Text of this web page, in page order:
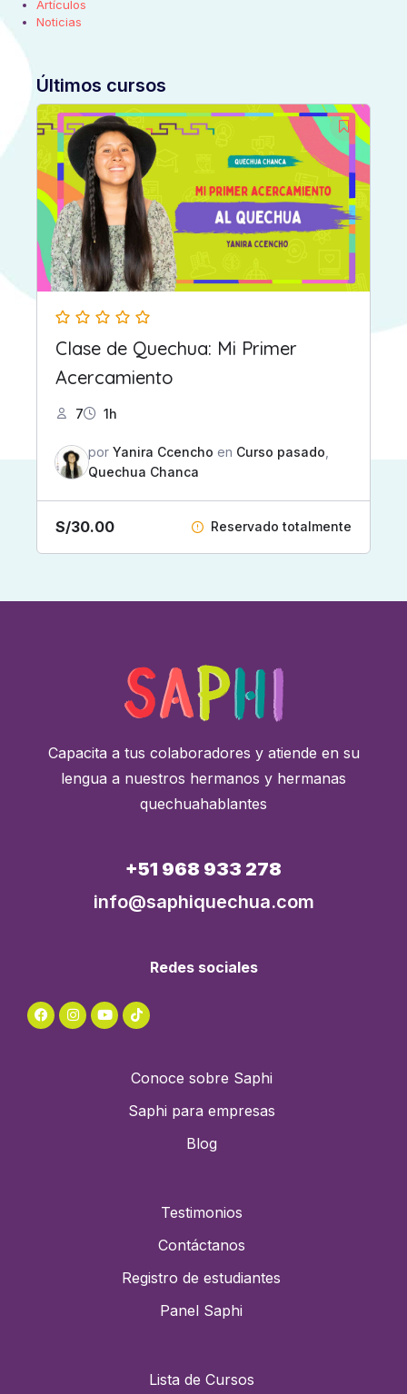
Artículos
Noticias
Últimos cursos
Clase de Quechua: Mi Primer
Acercamiento
7 1h
por Yanira Ccencho en Curso pasado
Quechua Chanca
S/30.00 Reservado totalmente
Capacita a tus colaboradores y atiende en su
lengua a nuestros hermanos y hermanas
quechuahablantes
+51 968 933 278
info@saphiquechua.com
Redes sociales
Conoce sobre Saphi
Saphi para empresas
Blog
Testimonios
Contáctanos
Registro de estudiantes
Panel Saphi
Lista de Cursos